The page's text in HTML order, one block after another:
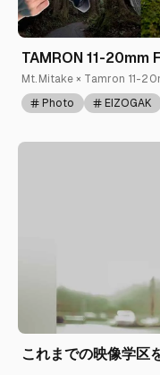
TAMRON 11-20mm
Mt.Mitake × Tamron 11-
Photo
EIZOGAK
これまでの映像学区